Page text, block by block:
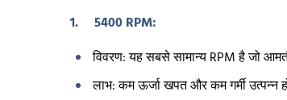
1. 5400 RPM:
विवरण: यह सबसे सामान्य RPM है जो
लाभ: कम ऊर्जा खपत और कम गर्मी उत्पन्न